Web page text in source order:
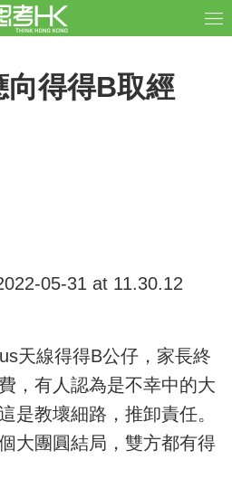
向得得B取經
天線得得B公仔，家長終
，有人認為是不幸中的大
是教壞細路，推卸責任。
大團圓結局，雙方都有得